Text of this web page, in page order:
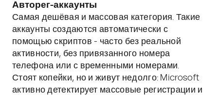
Авторег-аккаунты
Самая дешёвая и массовая категория. Такие
аккаунты создаются автоматически с
помощью скриптов - часто без реальной
активности, без привязанного номера
телефона или с временными номерами.
Стоят копейки, но и живут недолго: Microsoft
активно детектирует массовые регистрации и